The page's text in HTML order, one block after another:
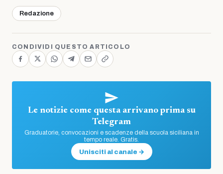
Redazione
CONDIVIDI QUESTO ARTICOLO
Le notizie come questa arrivano prima su
Telegram
Graduatorie, convocazioni e scadenze della scuola siciliana in
tempo reale. Gratis.
Unisciti al canale →